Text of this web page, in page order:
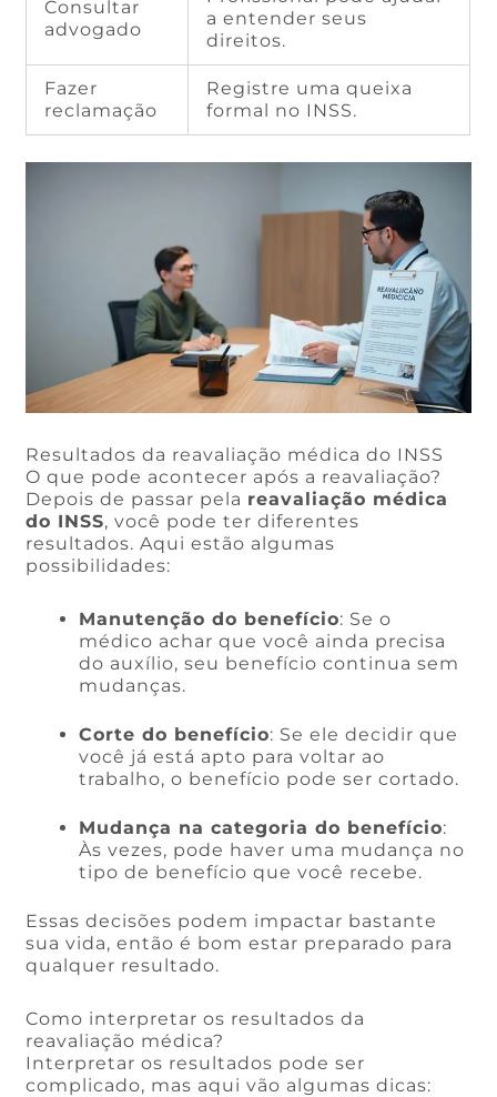
Consultar
advogado
a entender seus
direitos.
Fazer
reclamação
Registre uma queixa
formal no INSS.
Resultados da reavaliação médica do INSS
O que pode acontecer após a reavaliação?
Depois de passar pela reavaliação médica
do INSS, você pode ter diferentes
resultados. Aqui estão algumas
possibilidades:
Manutenção do benefício: Se o
médico achar que você ainda precisa
do auxílio, seu benefício continua sem
mudanças.
Corte do benefício: Se ele decidir que
você já está apto para voltar ao
trabalho, o benefício pode ser cortado.
Mudança na categoria do benefício:
Às vezes, pode haver uma mudança no
tipo de benefício que você recebe.
Essas decisões podem impactar bastante
sua vida, então é bom estar preparado para
qualquer resultado.
Como interpretar os resultados da
reavaliação médica?
Interpretar os resultados pode ser
complicado, mas aqui vão algumas dicas: